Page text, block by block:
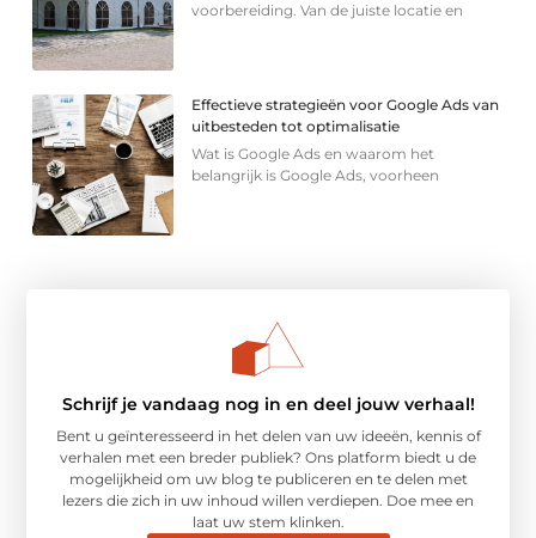
voorbereiding. Van de juiste locatie en
Effectieve strategieën voor Google Ads van
uitbesteden tot optimalisatie
Wat is Google Ads en waarom het
belangrijk is Google Ads, voorheen
Schrijf je vandaag nog in en deel jouw verhaal!
Bent u geïnteresseerd in het delen van uw ideeën, kennis of
verhalen met een breder publiek? Ons platform biedt u de
mogelijkheid om uw blog te publiceren en te delen met
lezers die zich in uw inhoud willen verdiepen. Doe mee en
laat uw stem klinken.